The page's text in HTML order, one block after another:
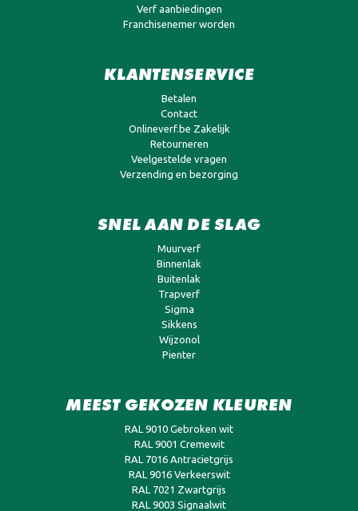
Verf aanbiedingen
Franchisenemer worden
KLANTENSERVICE
Betalen
Contact
Onlineverf.be Zakelijk
Retourneren
Veelgestelde vragen
Verzending en bezorging
SNEL AAN DE SLAG
Muurverf
Binnenlak
Buitenlak
Trapverf
Sigma
Sikkens
Wijzonol
Pienter
MEEST GEKOZEN KLEUREN
RAL 9010 Gebroken wit
RAL 9001 Cremewit
RAL 7016 Antracietgrijs
RAL 9016 Verkeerswit
RAL 7021 Zwartgrijs
RAL 9003 Signaalwit